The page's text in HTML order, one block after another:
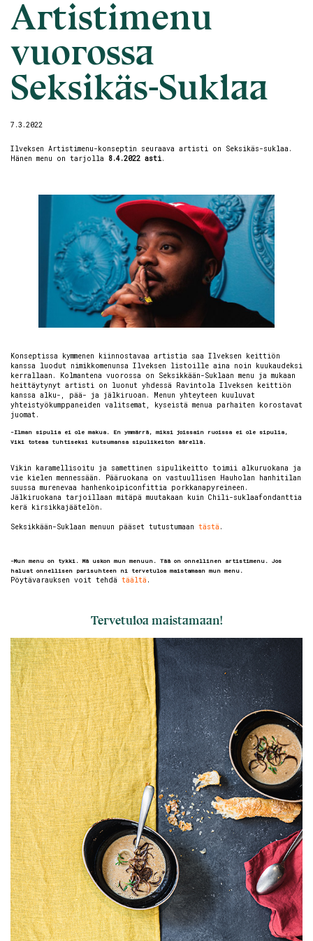
Artistimenu
vuorossa
Seksikäs-Suklaa
7.3.2022
Ilveksen Artistimenu-konseptin seuraava artisti on Seksikäs-suklaa.
Hänen menu on tarjolla 8.4.2022 asti.
Konseptissa kymmenen kiinnostavaa artistia saa Ilveksen keittiön
kanssa luodut nimikkomenunsa Ilveksen listoille aina noin kuukaudeksi
kerrallaan. Kolmantena vuorossa on Seksikkään-Suklaan menu ja mukaan
heittäytynyt artisti on luonut yhdessä Ravintola Ilveksen keittiön
kanssa alku-, pää- ja jälkiruoan. Menun yhteyteen kuuluvat
yhteistyökumppaneiden valitsemat, kyseistä menua parhaiten korostavat
juomat.
-Ilman sipulia ei ole makua. En ymmärrä, miksi joissain ruoissa ei ole sipulia,
Viki toteaa tuhtiseksi kutsumansa sipulikeiton äärellä.
Vikin karamellisoitu ja samettinen sipulikeitto toimii alkuruokana ja
vie kielen mennessään. Pääruokana on vastuullisen Hauholan hanhitilan
suussa murenevaa hanhenkoipiconfittia porkkanapyreineen.
Jälkiruokana tarjoillaan mitäpä muutakaan kuin Chili-suklaafondanttia
kerä kirsikkajäätelön.
Seksikkään-Suklaan menuun pääset tutustumaan tästä .
-Mun menu on tykki. Mä uskon mun menuun. Tää on onnellinen artistimenu. Jos
haluat onnellisen parisuhteen ni tervetuloa maistamaan mun menu.
Pöytävarauksen voit tehdä täältä .
Tervetuloa maistamaan!